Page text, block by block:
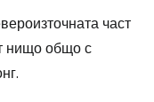
част
нищо общо с